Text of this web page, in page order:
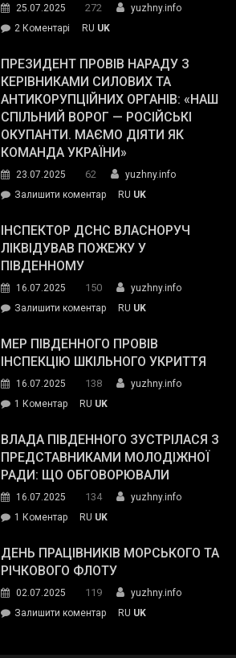
The
Street
Journal.
25.07.2025 272
yuzhny.info
2 Коментарі
Південному
працівникам
ОПЗ
з
матеріального
резерву
гуманітарну
допомогу
RU UK
ПРЕЗИДЕНТ ПРОВІВ НАРАДУ З
КЕРІВНИКАМИ СИЛОВИХ ТА
АНТИКОРУПЦІЙНИХ ОРГАНІВ: «НАШ
СПІЛЬНИЙ ВОРОГ — РОСІЙСЬКІ
ОКУПАНТИ. МАЄМО ДІЯТИ ЯК
КОМАНДА УКРАЇНИ»
23.07.2025 62
yuzhny.info
Залишити коментарon
провів
нараду
силових
та
органів:
«Наш
спільний
окупанти.
Маємо
діяти
команда
RU UK
ІНСПЕКТОР ДСНС ВЛАСНОРУЧ
ЛІКВІДУВАВ ПОЖЕЖУ У
ПІВДЕННОМУ
16.07.2025 150
yuzhny.info
Залишити коментарon
ДСНС
власноруч
пожежу
у
RU UK
МЕР ПІВДЕННОГО ПРОВІВ
ІНСПЕКЦІЮ ШКІЛЬНОГО УКРИТТЯ
16.07.2025 138
yuzhny.info
1 Коментардо
Південного
провів
інспекцію
укриття
RU UK
ВЛАДА ПІВДЕННОГО ЗУСТРІЛАСЯ З
ПРЕДСТАВНИКАМИ МОЛОДІЖНОЇ
РАДИ: ЩО ОБГОВОРЮВАЛИ
16.07.2025 134
yuzhny.info
1 Коментардо
Південного
зустрілася
представниками
молодіжної
RU UK
ДЕНЬ ПРАЦІВНИКІВ МОРСЬКОГО ТА
РІЧКОВОГО ФЛОТУ
02.07.2025 119
yuzhny.info
Залишити коментарon
RU UK